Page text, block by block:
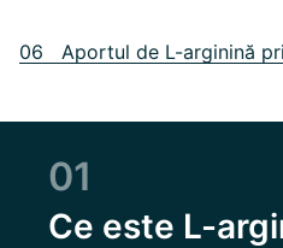
06 Aportul de L-arginină
01
Ce este L-